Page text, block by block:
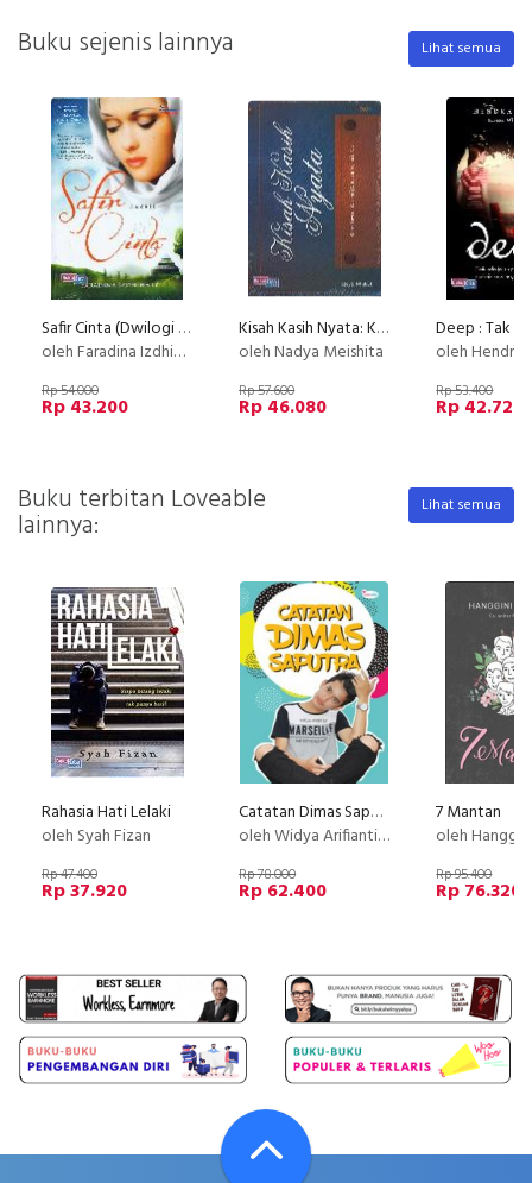
Buku sejenis lainnya Lihat semua
Safir Cinta (Dwilogi Perempuan Meniti Cahaya)
oleh Faradina Izdhihary
Rp 54.000
Rp 43.200
Kisah Kasih Nyata: Kepadamu Aku Titipkan Cinta Tulusku
oleh Nadya Meishita
Rp 57.600
Rp 46.080
oleh Hendra Putra (creator
Rp 53.400
Rp 42.720
Buku terbitan Loveable
lainnya:
Lihat semua
Rahasia Hati Lelaki
oleh Syah Fizan
Rp 47.400
Rp 37.920
Catatan Dimas Saputra [Edisi TTD]
oleh Widya Arifianti & Dimas Saputra
Rp 78.000
Rp 62.400
7 Mantan
oleh
Rp 95.400
Rp 76.320